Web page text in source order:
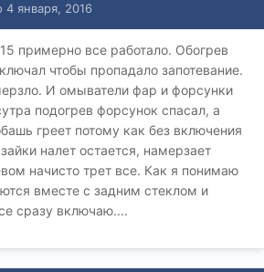
4 января, 2016
примерно все работало. Обогрев
чтобы пропадало запотевание.
И омыватели фар и форсунки
подогрев форсунок спасал, а
греет потому как без включения
налет остается, намерзает
начисто трет все. Как я понимаю
вместе с задним стеклом и
сразу включаю....